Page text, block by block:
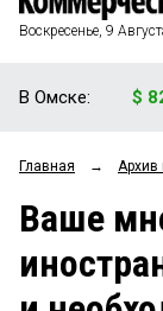
ФИНАНСЫ
ОБЩЕСТВО
ЗАКОН
НОВОСТИ
Воскресенье, 9
В Омске: $
Главная → Архив
Ваше